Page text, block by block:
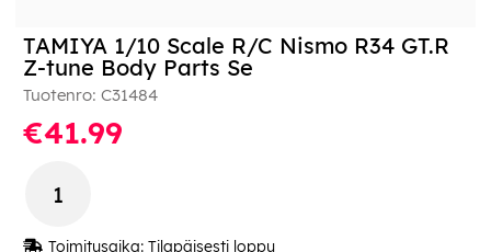
TAMIYA 1/10 Scale R/C Nismo R34 GT.R
Z-tune Body Parts Se
Tuotenro: C31484
€41.99
Toimitusaika: Tilapäisesti loppu